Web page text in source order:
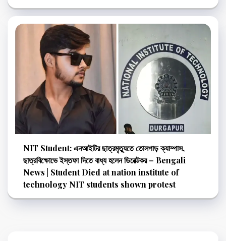
NIT Student: এনআইটির ছাত্রমৃত্যুতে তোলপাড় ক্যাম্পাস,
ছাত্রবিক্ষোভে ইস্তফা দিতে বাধ্য হলেন ডিরেক্টকর – Bengali
News | Student Died at nation institute of
technology NIT students shown protest